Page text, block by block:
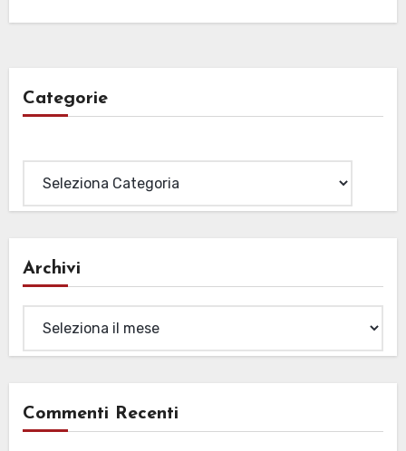
Categorie
Archivi
Commenti Recenti